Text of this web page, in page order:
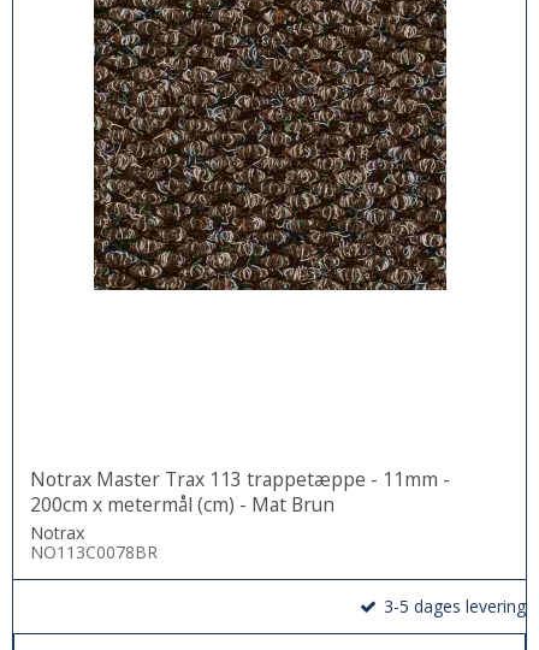
Notrax Master Trax 113 trappetæppe - 11mm -
200cm x metermål (cm) - Mat Brun
Notrax
NO113C0078BR
3-5 dages levering